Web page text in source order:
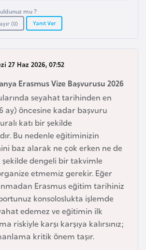
mu ?
(0) Yanıt Ver
27 Haz 2026, 07:52
Erasmus Vize Başvurusu 2026
seyahat tarihinden en
ay) öncesine kadar başvuru
katı bir şekilde
Bu nedenle eğitiminizin
baz alarak ne çok erken ne de
dengeli bir takvimle
etmemiz gerekir. Eğer
Erasmus eğitim tarihiniz
konsoloslukta işlemde
edemez ve eğitimin ilk
riskiyle karşı karşıya kalırsınız;
kritik önem taşır.